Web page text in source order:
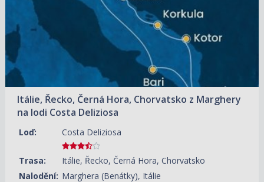
Itálie, Řecko, Černá Hora, Chorvatsko z Marghery
na lodi Costa Deliziosa
Loď: Costa Deliziosa
Trasa:
Itálie, Řecko, Černá Hora, Chorvatsko
Nalodění: Marghera (Benátky), Itálie